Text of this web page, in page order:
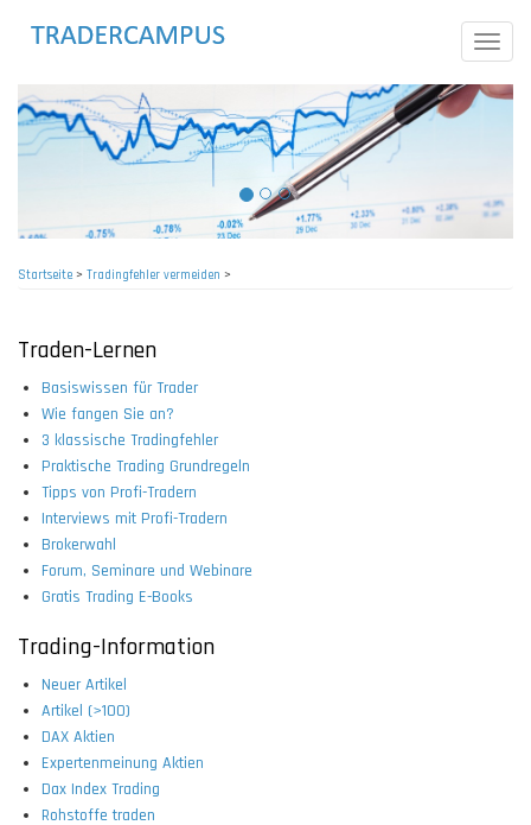
Toggle
Startseite> Tradingfehler vermeiden >
Traden-Lernen
Basiswissen für Trader
Wie fangen Sie an?
3 klassische Tradingfehler
Praktische Trading Grundregeln
Tipps von Profi-Tradern
Interviews mit Profi-Tradern
Brokerwahl
Forum, Seminare und Webinare
Gratis Trading E-Books
Trading-Information
Neuer Artikel
Artikel (>100)
DAX Aktien
Expertenmeinung Aktien
Dax Index Trading
Rohstoffe traden